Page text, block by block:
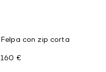
Felpa con zip corta
160 €